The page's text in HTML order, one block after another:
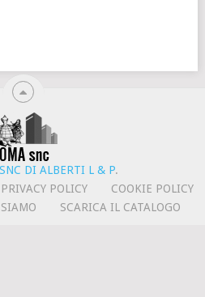
DI ALBERTI L & P.
PRIVACY POLICY
COOKIE POLICY
SCARICA IL CATALOGO